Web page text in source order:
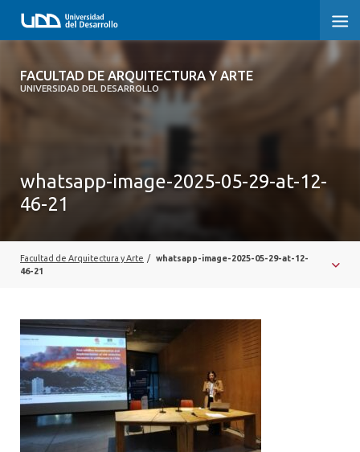
FACULTAD DE ARQUITECTURA Y ARTE
UNIVERSIDAD DEL DESARROLLO
FACULTAD DE ARQUITECTURA Y ARTE
CARRERA
MAGÍSTER
VINCULACIÓN CON EL MEDIO
ALUMNI
PLATAFORMA VUT
whatsapp-image-2025-05-29-at-12-
46-21
Facultad de Arquitectura y Arte / whatsapp-image-2025-05-29-at-12-
46-21